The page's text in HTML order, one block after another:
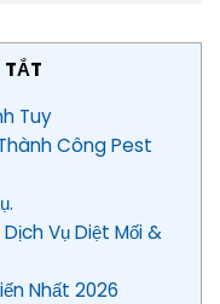
TẮT
Tuy
Công Pest
Vụ Diệt Mối &
Nhất 2026